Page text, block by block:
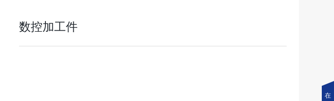
数控加工件
在